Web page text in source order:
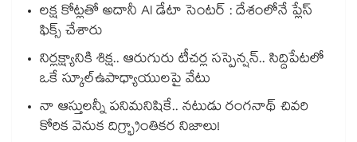
లక్ష కోట్లతో అదానీ AI డేటా సెంటర్ : దేశంలోనే ప్లేస్
ఫిక్స్ చేశారు
నిర్లక్ష్యానికి శిక్ష.. ఆరుగురు టీచర్ల సస్పెన్షన్.. సిద్దిపేటలో
ఒకే స్కూల్ఉపాధ్యాయులపై వేటు
నా ఆస్తులన్నీ పనిమనిషికే.. నటుడు రంగనాథ్ చివరి
కోరిక వెనుక దిగ్భ్రాంతికర నిజాలు!